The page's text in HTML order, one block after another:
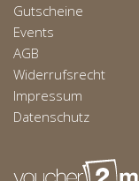
Gutscheine
Events
AGB
Widerrufsrecht
Impressum
Datenschutz